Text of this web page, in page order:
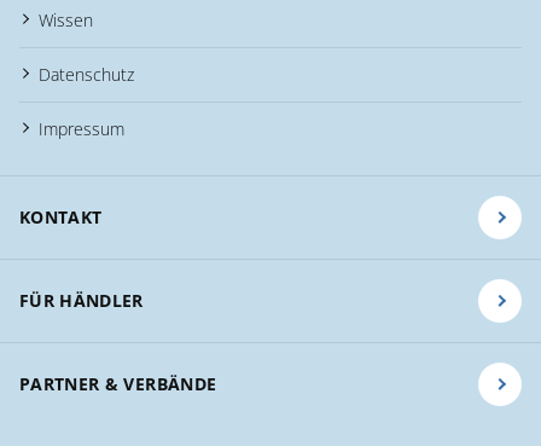
Wissen
Datenschutz
Impressum
KONTAKT
FÜR HÄNDLER
PARTNER & VERBÄNDE